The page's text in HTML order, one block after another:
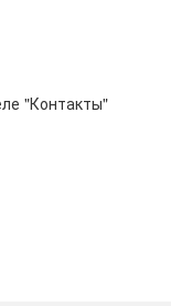
"Контакты"